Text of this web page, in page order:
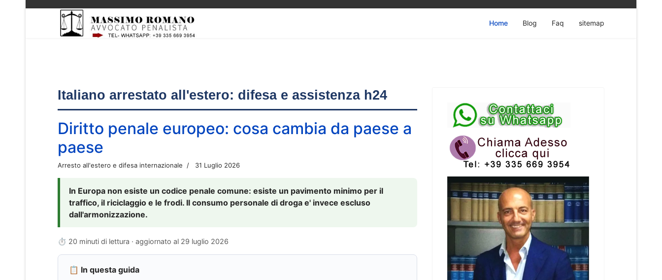
Home Blog Faq sitemap
Italiano arrestato all'estero: difesa e assistenza h24
Diritto penale europeo: cosa cambia da paese a
paese
Arresto all'estero e difesa internazionale 31 Luglio 2026
In Europa non esiste un codice penale comune: esiste un pavimento minimo per il
traffico, il riciclaggio e le frodi. Il consumo personale di droga e' invece escluso
dall'armonizzazione.
⏱ 20 minuti di lettura · aggiornato al 29 luglio 2026
📋 In questa guida